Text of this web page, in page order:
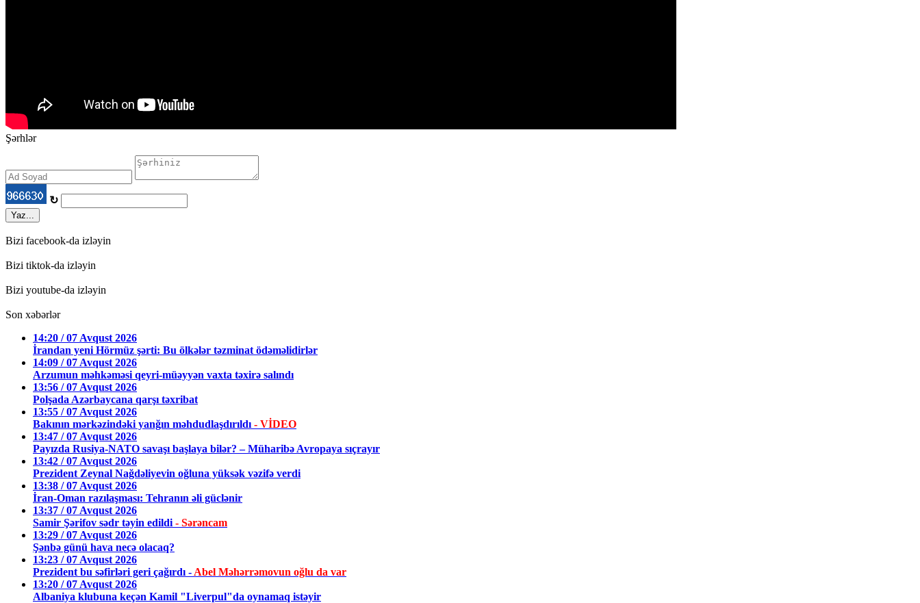
Şərhlər
↻
Yaz...
Bizi facebook-da izləyin
Bizi tiktok-da izləyin
Bizi youtube-da izləyin
Son xəbərlər
14:20 / 07 Avqust 2026
İrandan yeni Hörmüz şərti: Bu ölkələr təzminat ödəməlidirlər
14:09 / 07 Avqust 2026
Arzumun məhkəməsi qeyri-müəyyən vaxta təxirə salındı
13:56 / 07 Avqust 2026
Polşada Azərbaycana qarşı təxribat
13:55 / 07 Avqust 2026
Bakının mərkəzindəki yanğın məhdudlaşdırıldı - VİDEO
13:47 / 07 Avqust 2026
Payızda Rusiya-NATO savaşı başlaya bilər? – Müharibə Avropaya sıçrayır
13:42 / 07 Avqust 2026
Prezident Zeynal Nağdəliyevin oğluna yüksək vəzifə verdi
13:38 / 07 Avqust 2026
İran-Oman razılaşması: Tehranın əli güclənir
13:37 / 07 Avqust 2026
Samir Şərifov sədr təyin edildi - Sərəncam
13:29 / 07 Avqust 2026
Şənbə günü hava necə olacaq?
13:23 / 07 Avqust 2026
Prezident bu səfirləri geri çağırdı - Abel Məhərrəmovun oğlu da var
13:20 / 07 Avqust 2026
Albaniya klubuna keçən Kamil "Liverpul"da oynamaq istəyir